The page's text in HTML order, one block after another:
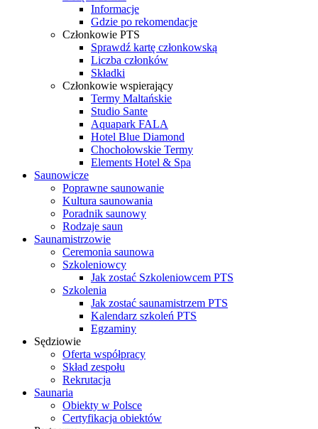
Informacje
Gdzie po rekomendacje
Członkowie PTS
Sprawdź kartę członkowską
Liczba członków
Składki
Członkowie wspierający
Termy Maltańskie
Studio Sante
Aquapark FALA
Hotel Blue Diamond
Chochołowskie Termy
Elements Hotel & Spa
Saunowicze
Poprawne saunowanie
Kultura saunowania
Poradnik saunowy
Rodzaje saun
Saunamistrzowie
Ceremonia saunowa
Szkoleniowcy
Jak zostać Szkoleniowcem PTS
Szkolenia
Jak zostać saunamistrzem PTS
Kalendarz szkoleń PTS
Egzaminy
Sędziowie
Oferta współpracy
Skład zespołu
Rekrutacja
Saunaria
Obiekty w Polsce
Certyfikacja obiektów